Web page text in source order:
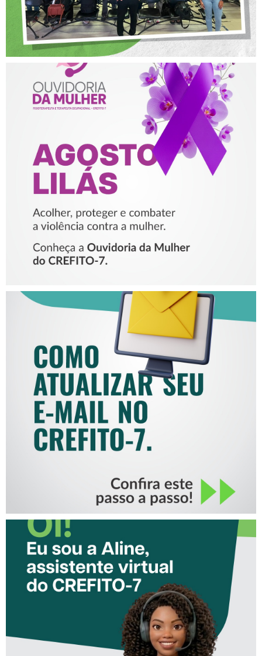
AGOSTO LILÁS – ACOLHER,
PROTEGER E COMBATER A
VIOLÊNCIA CONTRA A
MULHER
COMO ATUALIZAR SEU E-
MAIL NO CREFITO-7
CONHEÇA A ‘ALINE’,
ASSISTENTE VIRTUAL DO
CREFITO-7